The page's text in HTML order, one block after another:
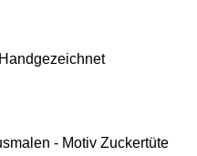
Handgezeichnet
- Motiv Zuckertüte